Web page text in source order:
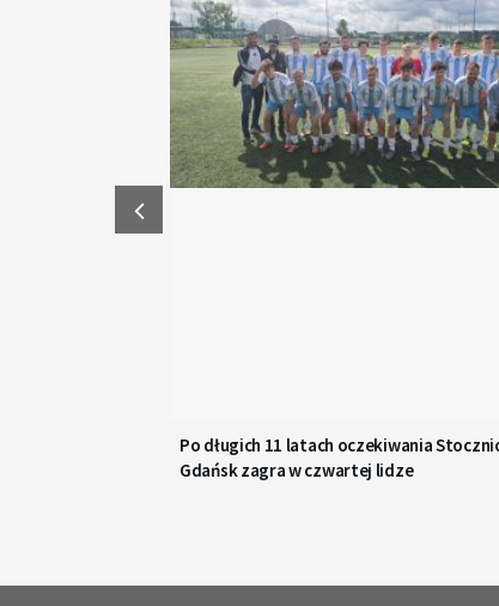
Po długich 11 latach oczekiwania
Gdańsk zagra w czwartej lidze